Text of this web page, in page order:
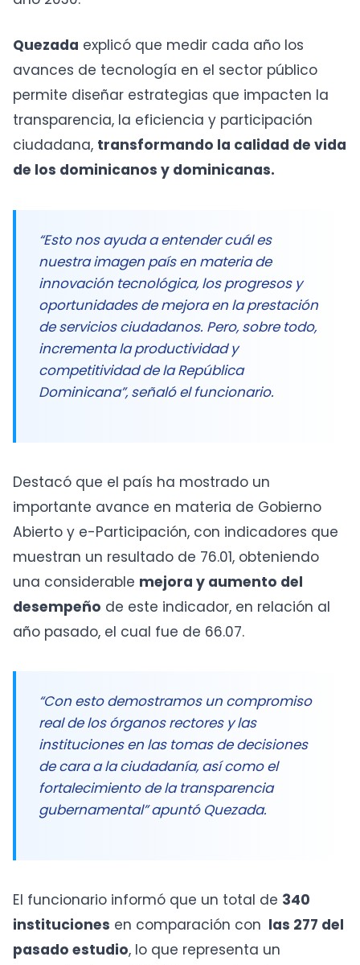
Quezada explicó que medir cada año los
avances de tecnología en el sector público
permite diseñar estrategias que impacten la
transparencia, la eficiencia y participación
ciudadana, transformando la calidad de vida
de los dominicanos y dominicanas.
“Esto nos ayuda a entender cuál es
nuestra imagen país en materia de
innovación tecnológica, los progresos y
oportunidades de mejora en la prestación
de servicios ciudadanos. Pero, sobre todo,
incrementa la productividad y
competitividad de la República
Dominicana”, señaló el funcionario.
Destacó que el país ha mostrado un
importante avance en materia de Gobierno
Abierto y e-Participación, con indicadores que
muestran un resultado de 76.01, obteniendo
una considerable mejora y aumento del
desempeño de este indicador, en relación al
año pasado, el cual fue de 66.07.
“Con esto demostramos un compromiso
real de los órganos rectores y las
instituciones en las tomas de decisiones
de cara a la ciudadanía, así como el
fortalecimiento de la transparencia
gubernamental” apuntó Quezada.
El funcionario informó que un total de 340
instituciones en comparación con las 277 del
pasado estudio, lo que representa un